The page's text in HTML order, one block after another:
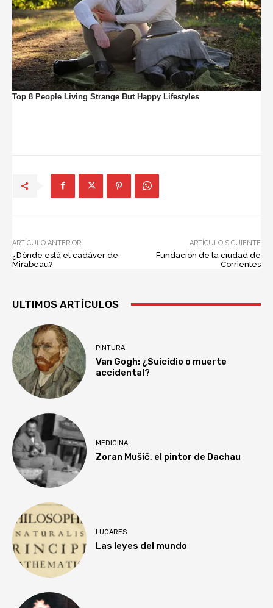
ARTÍCULO ANTERIOR
¿Dónde está el cadáver de
Mirabeau?
ARTÍCULO SIGUIENTE
Fundación de la ciudad de
Corrientes
ULTIMOS ARTÍCULOS
PINTURA
Van Gogh: ¿Suicidio o muerte
accidental?
MEDICINA
Zoran Mušič, el pintor de Dachau
LUGARES
Las leyes del mundo